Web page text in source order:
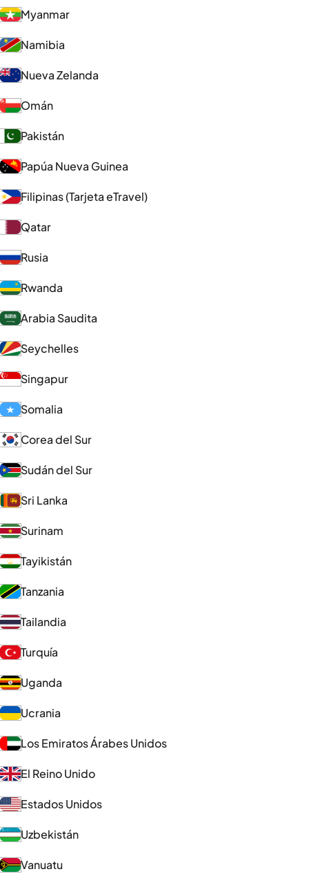
Myanmar
Namibia
Nueva Zelanda
Omán
Pakistán
Papúa Nueva Guinea
Filipinas (Tarjeta eTravel)
Qatar
Rusia
Rwanda
Arabia Saudita
Seychelles
Singapur
Somalia
Corea del Sur
Sudán del Sur
Sri Lanka
Surinam
Tayikistán
Tanzania
Tailandia
Turquía
Uganda
Ucrania
Los Emiratos Árabes Unidos
El Reino Unido
Estados Unidos
Uzbekistán
Vanuatu